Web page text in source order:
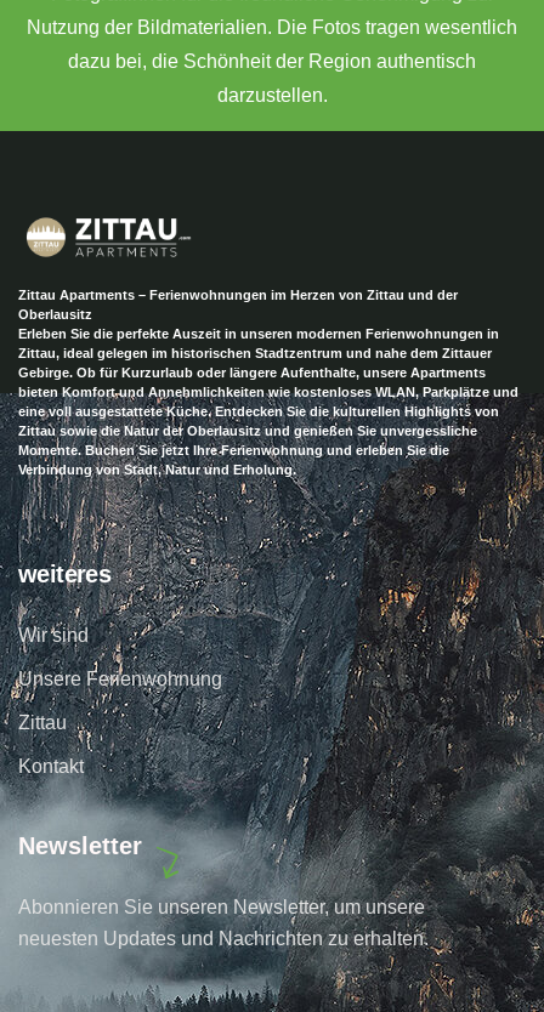
Nutzung der Bildmaterialien. Die Fotos tragen wesentlich
dazu bei, die Schönheit der Region authentisch
darzustellen.
Zittau Apartments – Ferienwohnungen im Herzen von Zittau und der
Oberlausitz
Erleben Sie die perfekte Auszeit in unseren modernen Ferienwohnungen in
Zittau, ideal gelegen im historischen Stadtzentrum und nahe dem Zittauer
Gebirge. Ob für Kurzurlaub oder längere Aufenthalte, unsere Apartments
bieten Komfort und Annehmlichkeiten wie kostenloses WLAN, Parkplätze und
eine voll ausgestattete Küche. Entdecken Sie die kulturellen Highlights von
Zittau sowie die Natur der Oberlausitz und genießen Sie unvergessliche
Momente. Buchen Sie jetzt Ihre Ferienwohnung und erleben Sie die
Verbindung von Stadt, Natur und Erholung.
weiteres
Wir sind
Unsere Ferienwohnung
Zittau
Kontakt
Newsletter
Abonnieren Sie unseren Newsletter, um unsere
neuesten Updates und Nachrichten zu erhalten.